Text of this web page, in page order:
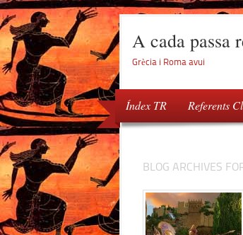
A cada passa
Grècia i Roma avui
Índex TR Referents
BLOG ARCHIVES